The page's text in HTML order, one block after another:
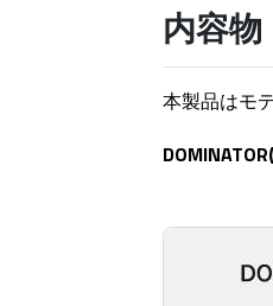
内容物
本製品はモ